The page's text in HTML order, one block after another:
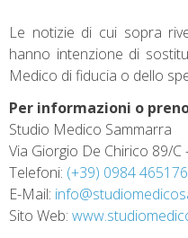
Le notizie di cui sopra
hanno intenzione di
Medico di fiducia o dello
Per informazioni o
Studio Medico Sammarra
Via Giorgio De Chirico 89/C
Telefoni: (+39) 0984 465176
E-Mail:
Sito Web: